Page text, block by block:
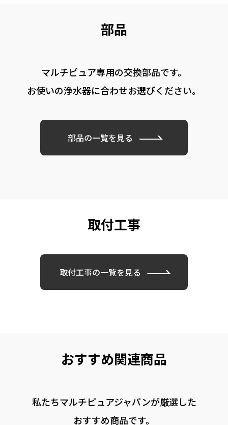
部品
マルチピュア専用の交換部品です。
お使いの浄水器に合わせお選びください。
部品の一覧を見る
取付工事
取付工事の一覧を見る
おすすめ関連商品
私たちマルチピュアジャパンが厳選した
おすすめ商品です。